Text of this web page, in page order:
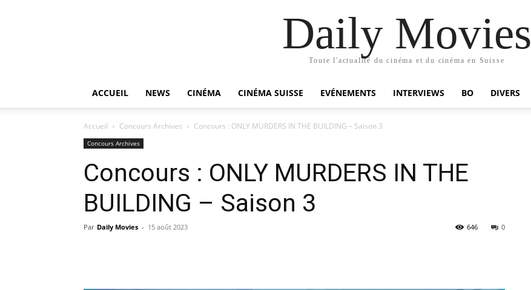
Daily Movies
Toute l'actualité du cinéma et du cinéma en Suisse
ACCUEIL NEWS CINÉMA CINÉMA SUISSE EVÉNEMENTS INTERVIEWS BO DIVERS
Accueil Concours Archives Concours : ONLY MURDERS IN THE BUILDING – Saison 3
Concours Archives
Concours : ONLY MURDERS IN THE
BUILDING – Saison 3
Par Daily Movies - 15 août 2023 0
646